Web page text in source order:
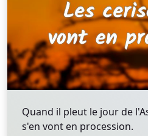
Quand il pleut le jour de
s'en vont en procession.